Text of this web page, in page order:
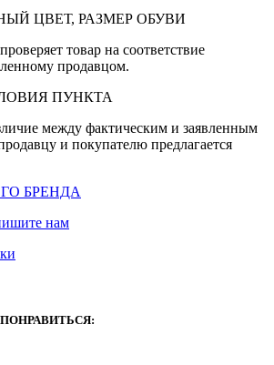
ЦВЕТ, РАЗМЕР ОБУВИ
товар на соответствие
продавцом.
ПУНКТА
между фактическим и заявленным
и покупателю предлагается
БРЕНДА
нам